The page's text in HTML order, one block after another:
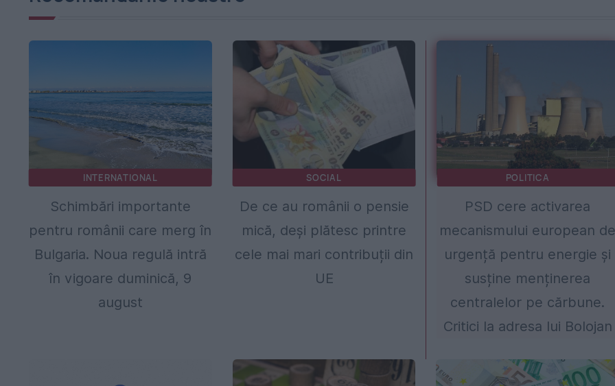
INTERNATIONAL
Schimbări importante
pentru românii care merg în
Bulgaria. Noua regulă intră
în vigoare duminică, 9
august
SOCIAL
De ce au românii o pensie
mică, deși plătesc printre
cele mai mari contribuții din
UE
POLITICA
PSD cere activarea
mecanismului european
urgență pentru energie și
susține menținerea
centralelor pe cărbune.
Critici la adresa lui Bolojan